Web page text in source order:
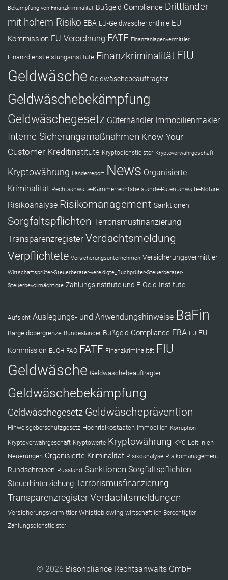
Bekämpfung von Finanzkriminalität Bußgeld Compliance Drittländer
mit hohem Risiko EBA EU-Geldwäscherichtlinie EU-
Kommission EU-Verordnung FATF Finanzanlagenvermittler
Finanzdienstleistungsinstitute Finanzkriminalität FIU
Geldwäsche Geldwäschebeauftragter
Geldwäschebekämpfung
Geldwäschegesetz Güterhändler Immobilienmakler
Interne Sicherungsmaßnahmen Know-Your-
Customer Kreditinstitute Kryptodienstleister Kryptoverwahrgeschäft
Kryptowährung Länderreport News Organisierte
Kriminalität Rechtsanwälte-Kammerrechtsbeistände-Patentanwälte-Notare
Risikoanalyse Risikomanagement Sanktionen
Sorgfaltspflichten Terrorismusfinanzierung
Transparenzregister Verdachtsmeldung
Verpflichtete Versicherungsunternehmen Versicherungsvermittler
Wirtschaftsprüfer-Steuerberater-vereidigte_Buchprüfer-Steuerberater-
Steuerbevollmächtigte Zahlungsinstitute und E-Geld-Institute
Aufsicht Auslegungs- und Anwendungshinweise BaFin
Bargeldobergrenze Bundesländer Bußgeld Compliance EBA EU EU-
Kommission EuGH FAQ FATF Finanzkriminalität FIU
Geldwäsche Geldwäschebeauftragter
Geldwäschebekämpfung
Geldwäschegesetz Geldwäscheprävention
Hinweisgeberschutzgesetz Hochrisikostaaten Immobilien Korruption
Kryptoverwahrgeschäft Kryptowerte Kryptowährung KYC Leitlinien
Neuerungen Organisierte Kriminalität Risikoanalyse Risikomanagement
Rundschreiben Russland Sanktionen Sorgfaltspflichten
Steuerhinterziehung Terrorismusfinanzierung
TransparenzregisterVerdachtsmeldungen
Versicherungsvermittler Whistleblowing wirtschaftlich Berechtigter
Zahlungsdienstleister
© 2026 Bisonpliance Rechtsanwalts GmbH